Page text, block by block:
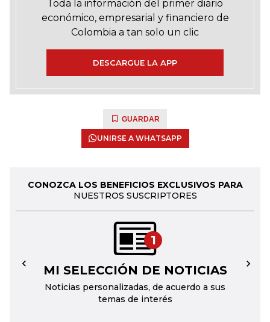
Toda la información del primer diario
económico, empresarial y financiero de
Colombia a tan solo un clic
DESCARGUE LA APP
GUARDAR
UNIRSE A WHATSAPP
CONOZCA LOS BENEFICIOS EXCLUSIVOS PARA
NUESTROS SUSCRIPTORES
1
MI SELECCIÓN DE NOTICIAS
Noticias personalizadas, de acuerdo a sus
temas de interés
← →